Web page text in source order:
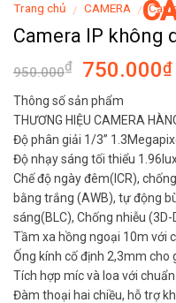
Trang chủ / CAMERA /
Camera IP không
950.000₫ 750.000₫
Thông số sản phẩm
THƯƠNG HIỆU CAMERA
Độ phân giải 1/3”
Độ nhạy sáng tối thiểu
Chế độ ngày đêm(ICR),
bằng trắng (AWB), tự động
sáng(BLC), Chống nhiễu (3D-
Tầm xa hồng ngoại 10m với
Ống kính cố định 2,3mm cho
Tích hợp míc và loa với
Đàm thoại hai chiều, hỗ trợ